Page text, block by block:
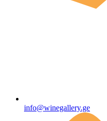
info@winegallery.ge